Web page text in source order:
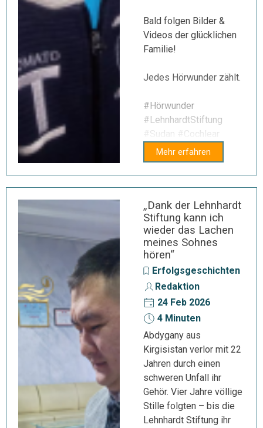
Bald folgen Bilder &
Videos der glücklichen
Familie!
Jedes Hörwunder zählt.
#Hörwunder
#LehnhardtStiftung
#Sudan #Cochlear
Mehr erfahren
„Dank der Lehnhardt
Stiftung kann ich
wieder das Lachen
meines Sohnes
hören“
Erfolgsgeschichten
Redaktion
24 Feb 2026
4 Minuten
Abdygany aus
Kirgisistan verlor mit 22
Jahren durch einen
schweren Unfall ihr
Gehör. Vier Jahre völlige
Stille folgten – bis die
Lehnhardt Stiftung ihr